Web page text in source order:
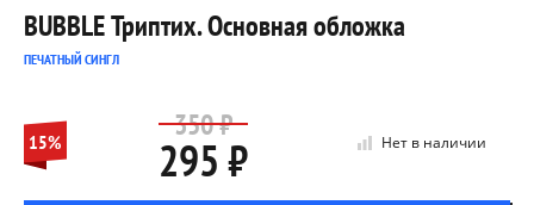
BUBBLE Триптих. Основная обложка
ПЕЧАТНЫЙ СИНГЛ
Нет в наличии
15% 350 ₽
295 ₽